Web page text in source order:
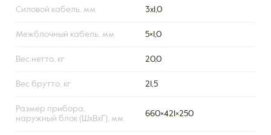
Силовой кабель, мм 3х1,0
Межблочный кабель, мм 5×1,0
Вес нетто, кг 20,0
Вес брутто, кг 21,5
Размер прибора,
наружный блок (ШxВxГ), мм
660×421×250